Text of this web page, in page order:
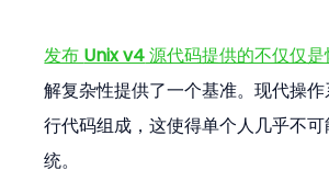
发布 Unix v4 源代码提供的不仅仅
解复杂性提供了一个基准。现代操
行代码组成，这使得单个人几乎不
统。